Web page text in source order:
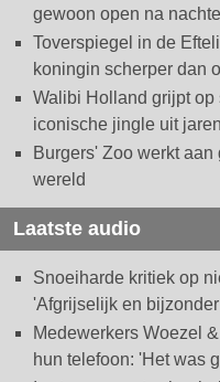
gewoon open na
Toverspiegel in de
koningin scherper dan
Walibi Holland grijpt
iconische jingle uit
Burgers' Zoo werkt
wereld
Laatste audio
Snoeiharde kritiek op
'Afgrijselijk en
Medewerkers Woezel
hun telefoon: 'Het was